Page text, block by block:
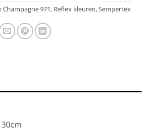
Champagne 971, Reflex kleuren,Sempertex